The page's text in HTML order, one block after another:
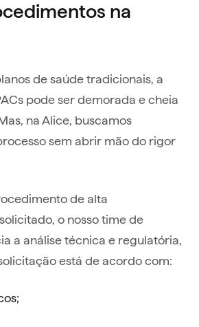
na
de saúde tradicionais, a
pode ser demorada e cheia
na Alice, buscamos
sem abrir mão do rigor
de alta
o nosso time de
a análise técnica e regulatória,
está de acordo com: